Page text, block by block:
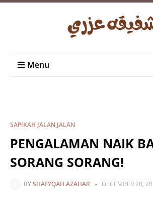
Menu
SAPIKAH JALAN JALAN
PENGALAMAN NAIK
SORANG SORANG!
BYSHAFYQAH AZAHAR - DECEMBER 28,